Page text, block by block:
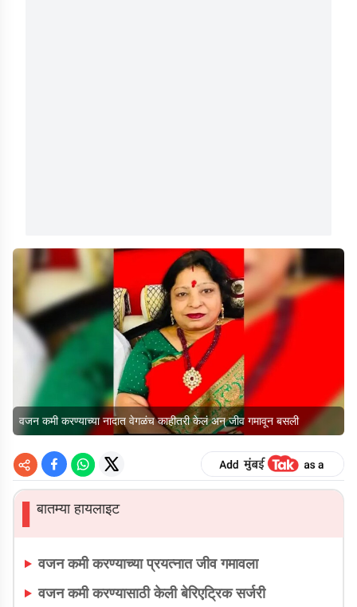
वजन कमी करण्याच्या नादात वेगळंच काहीतरी केलं अन् जीव गमावून बसली
▌बातम्या हायलाइट
वजन कमी करण्याच्या प्रयत्नात जीव गमावला
वजन कमी करण्यासाठी केली बेरिएट्रिक सर्जरी